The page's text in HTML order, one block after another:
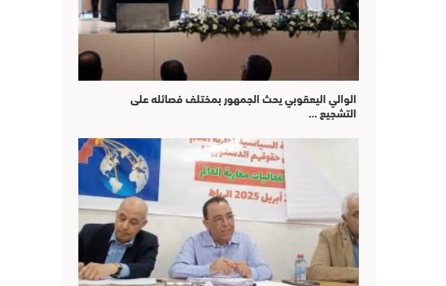
الوالي اليعقوبي يحث الجمهور بمختلف فصائله على
التشجيع …